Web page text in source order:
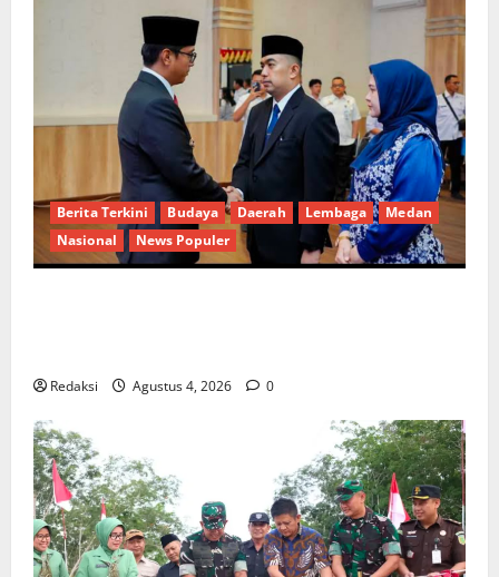
Berita Terkini Budaya Daerah Lembaga
Medan
Nasional
News Populer
Redaksi Agustus 4, 2026 0